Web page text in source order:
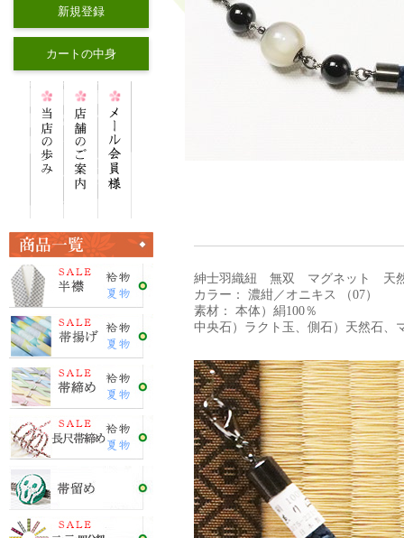
新規登録
カートの中身
紳士羽織紐 無双 マグネット 天
カラー： 濃紺／オニキス （07）
素材： 本体）絹100％
中央石）ラクト玉、側石）天然石、